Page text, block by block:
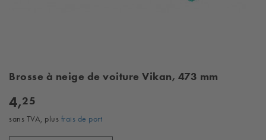
Brosse à neige de voiture Vikan, 473 mm
4,25
sans TVA, plus frais de port